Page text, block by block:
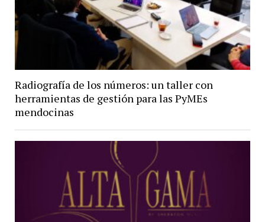
Radiografía de los números: un taller con
herramientas de gestión para las PyMEs
mendocinas